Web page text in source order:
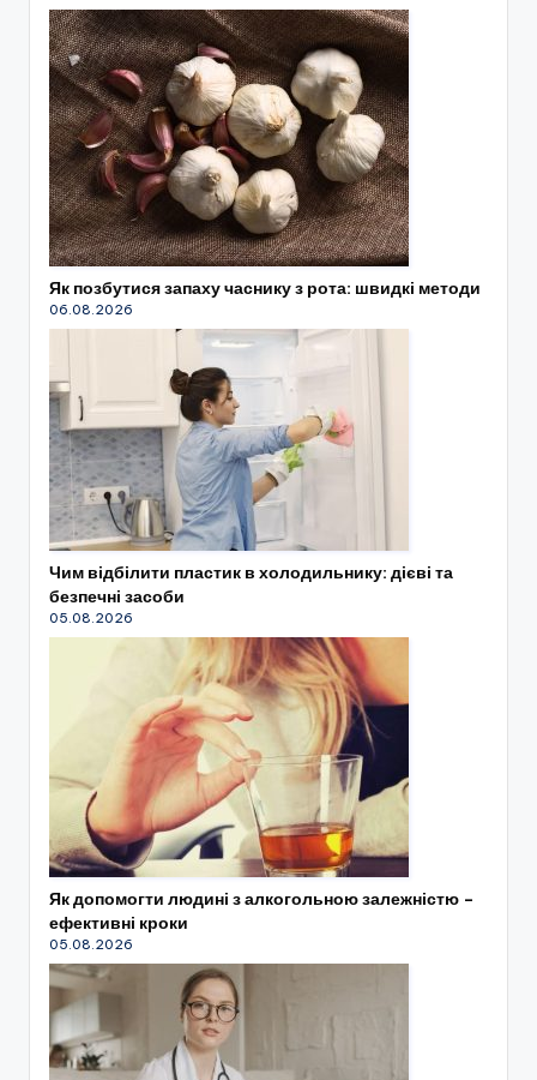
Як позбутися запаху часнику з рота: швидкі методи
06.08.2026
Чим відбілити пластик в холодильнику: дієві та
безпечні засоби
05.08.2026
Як допомогти людині з алкогольною залежністю –
ефективні кроки
05.08.2026